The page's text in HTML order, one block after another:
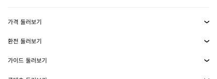
MetaMask Connect
Snaps
보안
가격 둘러보기
이더리움 가격
솔라나 가격
환전 둘러보기
ETH를 USD로 환전
가이드 둘러보기